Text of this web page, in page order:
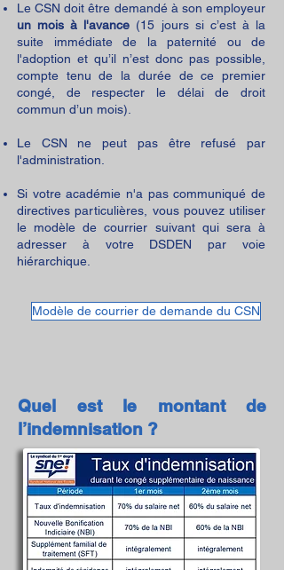
Le CSN doit être demandé à son employeur
un mois à l'avance (15 jours si c’est à la
suite immédiate de la paternité ou de
l'adoption et qu’il n’est donc pas possible,
compte tenu de la durée de ce premier
congé, de respecter le délai de droit
commun d’un mois).
Le CSN ne peut pas être refusé par
l'administration.
Si votre académie n'a pas communiqué de
directives particulières, vous pouvez utiliser
le modèle de courrier suivant qui sera à
adresser à votre DSDEN par voie
hiérarchique.
Modèle de courrier de demande du CSN
Quel est le montant de
l’indemnisation ?